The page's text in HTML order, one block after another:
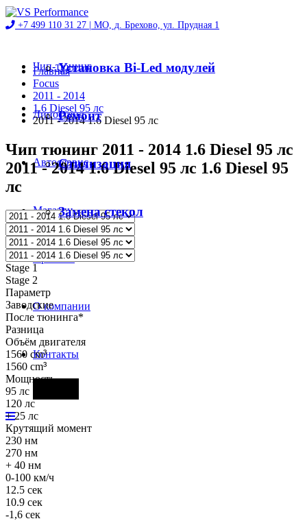
+7 499 110 31 27 | МО, д. Брехово, ул. Прудная 1
Чип-тюнинг
Диностенд
Автосервис
Магазин
Проекты
О компании
Контакты
Установка Bi-Led модулей
Ремонт
Стилизация
Замена стекол
Главная
Focus
2011 - 2014
1.6 Diesel 95 лс
2011 - 2014 1.6 Diesel 95 лс
Чип тюнинг 2011 - 2014 1.6 Diesel 95 лс
2011 - 2014 1.6 Diesel 95 лс 1.6 Diesel 95
лс
Stage 1
Stage 2
Параметр
Заводские
После тюнинга*
Разница
Объём двигателя
1560 cm³
1560 cm³
Мощность
95 лс
120 лс
+ 25 лс
Крутящий момент
230 нм
270 нм
+ 40 нм
0-100 км/ч
12.5 сек
10.9 сек
-1,6 сек